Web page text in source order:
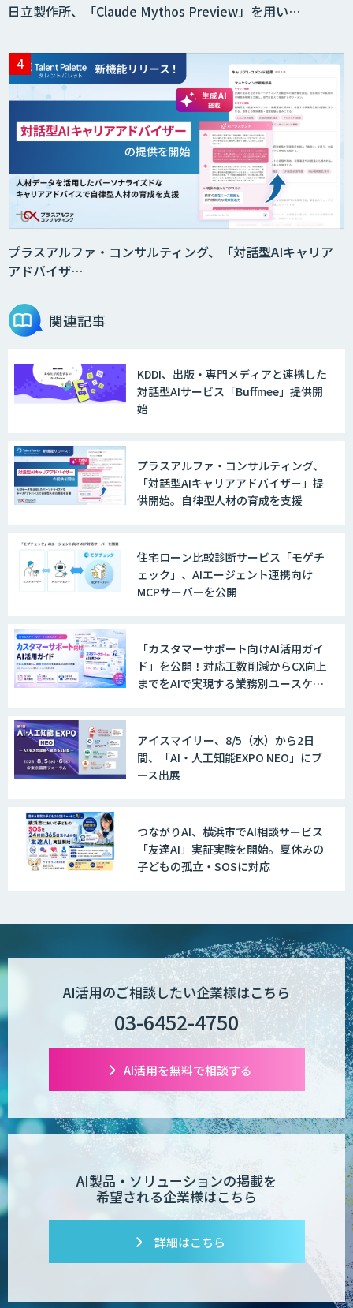
日立製作所、「Claude Mythos Preview」を用い…
プラスアルファ・コンサルティング、「対話型AIキャリア
アドバイザ…
関連記事
KDDI、出版・専門メディアと連携した
対話型AIサービス「Buffmee」提供開
始
プラスアルファ・コンサルティング、
「対話型AIキャリアアドバイザー」提
供開始。自律型人材の育成を支援
住宅ローン比較診断サービス「モゲチ
ェック」、AIエージェント連携向け
MCPサーバーを公開
「カスタマーサポート向けAI活用ガイ
ド」を公開！対応工数削減からCX向上
までをAIで実現する業務別ユースケー
アイスマイリー、8/5（水）から2日
間、「AI・人工知能EXPO NEO」にブ
ース出展
つながりAI、横浜市でAI相談サービス
「友達AI」実証実験を開始。夏休みの
子どもの孤立・SOSに対応
AI活用のご相談したい企業様はこちら
03-6452-4750
AI活用を無料で相談する
AI製品・ソリューションの掲載を
希望される企業様はこちら
詳細はこちら